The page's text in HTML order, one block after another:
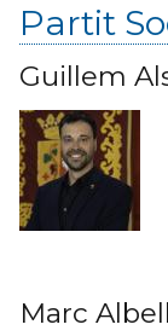
Partit
Guillem
Marc